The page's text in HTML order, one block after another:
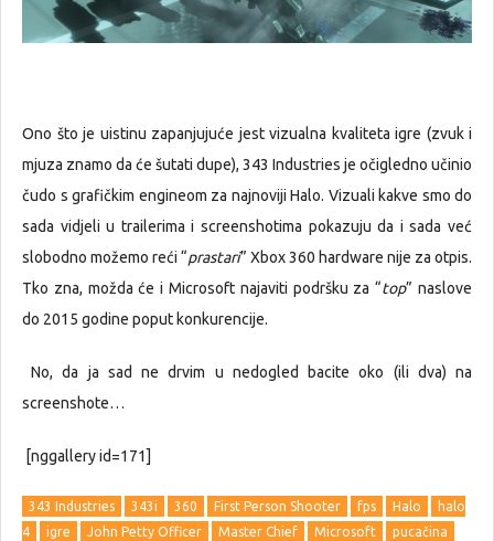
Ono što je uistinu zapanjujuće jest vizualna kvaliteta igre (zvuk i
mjuza znamo da će šutati dupe), 343 Industries je očigledno učinio
čudo s grafičkim engineom za najnoviji Halo. Vizuali kakve smo do
sada vidjeli u trailerima i screenshotima pokazuju da i sada već
slobodno možemo reći “prastari” Xbox 360 hardware nije za otpis.
Tko zna, možda će i Microsoft najaviti podršku za “top” naslove
do 2015 godine poput konkurencije.
No, da ja sad ne drvim u nedogled bacite oko (ili dva) na
screenshote…
[nggallery id=171]
343 Industries 343i 360 First Person Shooter fps Halo
halo
4
igre John Petty Officer Master Chief Microsoft
pucačina